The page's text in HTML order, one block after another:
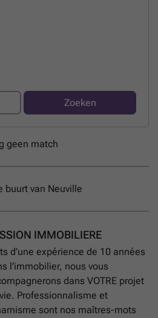
Zoeken
geen match
buurt van Neuville
IMMOBILIERE
d’une expérience de 10 années
l’immobilier, nous vous
dans VOTRE projet
Professionnalisme et
sont nos maîtres-mots